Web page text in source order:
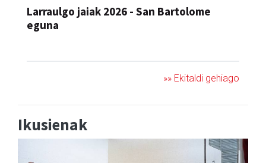
Larraulgo jaiak 2026 - San Bartolome
eguna
»» Ekitaldi gehiago
Ikusienak